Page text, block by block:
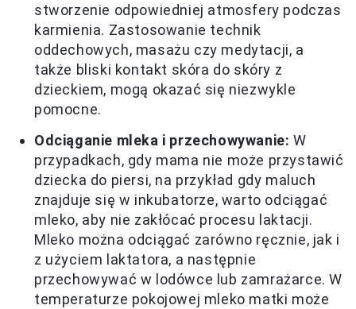
stworzenie odpowiedniej atmosfery podczas
karmienia. Zastosowanie technik
oddechowych, masażu czy medytacji, a
także bliski kontakt skóra do skóry z
dzieckiem, mogą okazać się niezwykle
pomocne.
Odciąganie mleka i przechowywanie: W
przypadkach, gdy mama nie może przystawić
dziecka do piersi, na przykład gdy maluch
znajduje się w inkubatorze, warto odciągać
mleko, aby nie zakłócać procesu laktacji.
Mleko można odciągać zarówno ręcznie, jak i
z użyciem laktatora, a następnie
przechowywać w lodówce lub zamrażarce. W
temperaturze pokojowej mleko matki może